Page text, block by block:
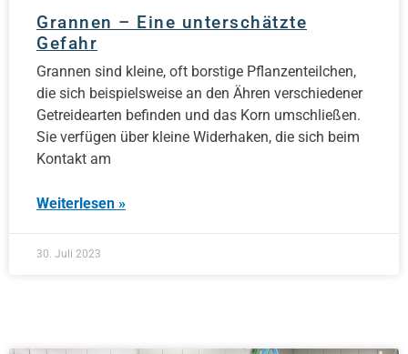
Grannen – Eine unterschätzte
Gefahr
Grannen sind kleine, oft borstige Pflanzenteilchen,
die sich beispielsweise an den Ähren verschiedener
Getreidearten befinden und das Korn umschließen.
Sie verfügen über kleine Widerhaken, die sich beim
Kontakt am
Weiterlesen »
30. Juli 2023